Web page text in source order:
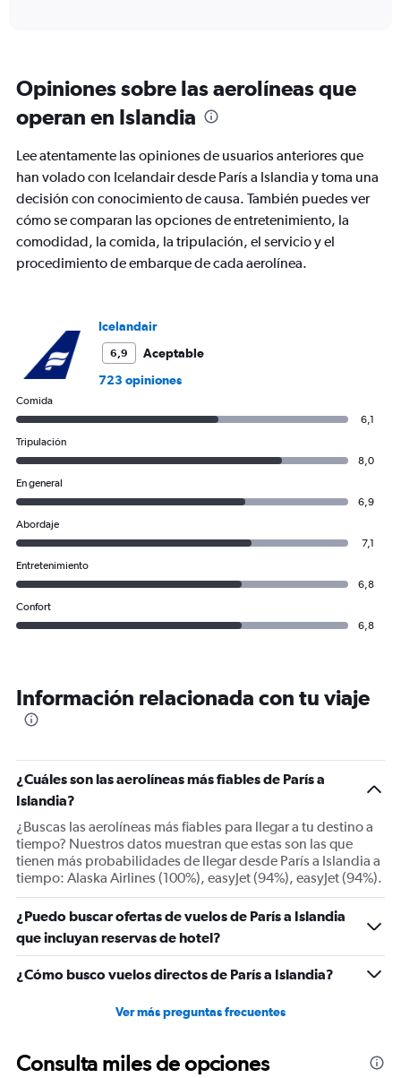
6
The
has
2
axes
displaying
Avg.
Price
flights.
Opiniones sobre las aerolíneas que
operan en Islandia
Lee atentamente las opiniones de usuarios anteriores que
han volado con Icelandair desde París a Islandia y toma una
decisión con conocimiento de causa. También puedes ver
cómo se comparan las opciones de entretenimiento, la
comodidad, la comida, la tripulación, el servicio y el
procedimiento de embarque de cada aerolínea.
Icelandair
6,9
Aceptable
723 opiniones
Comida
6,1
Tripulación
8,0
En general
6,9
Abordaje
7,1
Entretenimiento
6,8
Confort
6,8
Información relacionada con tu viaje
¿Cuáles son las aerolíneas más fiables de París a
Islandia?
¿Buscas las aerolíneas más fiables para llegar a tu destino a
tiempo? Nuestros datos muestran que estas son las que
tienen más probabilidades de llegar desde París a Islandia a
tiempo: Alaska Airlines (100%), easyJet (94%), easyJet (94%).
¿Puedo buscar ofertas de vuelos de París a Islandia
que incluyan reservas de hotel?
¿Cómo busco vuelos directos de París a Islandia?
Ver más preguntas frecuentes
Consulta miles de opciones